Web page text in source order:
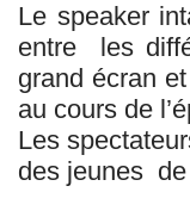
Le speaker
entre les
grand écran
au cours de
Les
des jeunes de